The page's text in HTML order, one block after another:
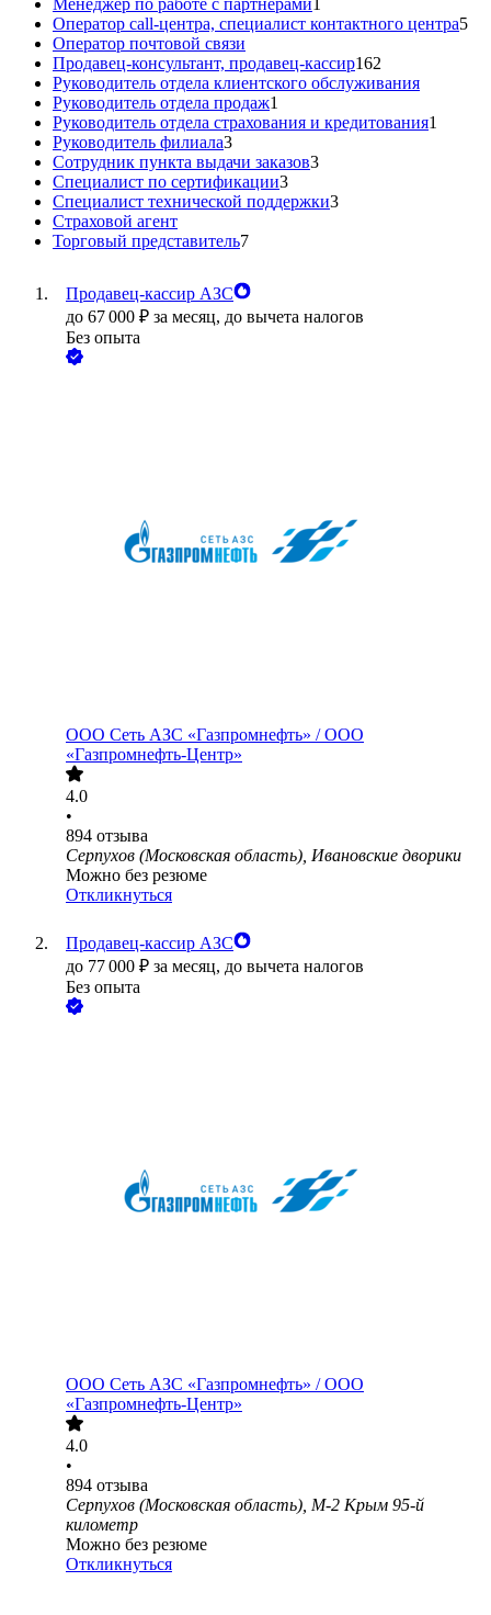
Менеджер по работе с партнерами1
Оператор call-центра, специалист контактного центра5
Оператор почтовой связи
Продавец-консультант, продавец-кассир162
Руководитель отдела клиентского обслуживания
Руководитель отдела продаж1
Руководитель отдела страхования и кредитования1
Руководитель филиала3
Сотрудник пункта выдачи заказов3
Специалист по сертификации3
Специалист технической поддержки3
Страховой агент
Торговый представитель7
Продавец-кассир АЗС
до 67 000 ₽ за месяц, до вычета налогов
Без опыта
ООО Сеть АЗС «Газпромнефть» / ООО
«Газпромнефть-Центр»
4.0
•
894 отзыва
Серпухов (Московская область), Ивановские дворики
Можно без резюме
Откликнуться
Продавец-кассир АЗС
до 77 000 ₽ за месяц, до вычета налогов
Без опыта
ООО Сеть АЗС «Газпромнефть» / ООО
«Газпромнефть-Центр»
4.0
•
894 отзыва
Серпухов (Московская область), М-2 Крым 95-й
километр
Можно без резюме
Откликнуться